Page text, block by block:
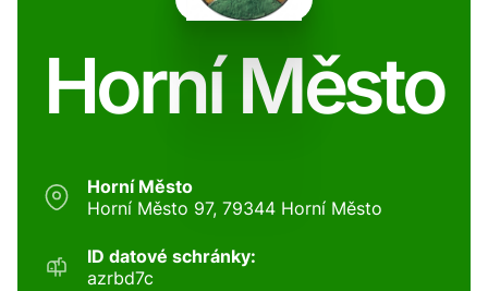
Horní Město
Horní Město
Horní Město 97, 79344 Horní Město
ID datové schránky:
azrbd7c